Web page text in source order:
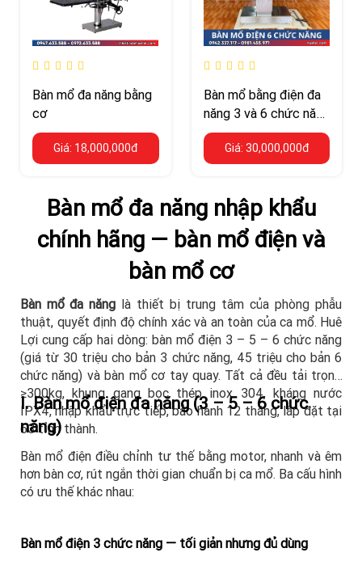
Bàn mổ đa năng bằng
cơ
Giá: 18,000,000đ
Bàn mổ bằng điện đa
năng 3 và 6 chức năng
— tải trọng ≥300kg
Giá: 30,000,000đ
Bàn mổ đa năng nhập khẩu
chính hãng — bàn mổ điện và
bàn mổ cơ
Bàn mổ đa năng là thiết bị trung tâm của phòng phẫu
thuật, quyết định độ chính xác và an toàn của ca mổ. Huê
Lợi cung cấp hai dòng: bàn mổ điện 3 – 5 – 6 chức năng
(giá từ 30 triệu cho bản 3 chức năng, 45 triệu cho bản 6
chức năng) và bàn mổ cơ tay quay. Tất cả đều tải trọng
≥300kg, khung gang bọc thép inox 304, kháng nước
IPX4, nhập khẩu trực tiếp, bảo hành 12 tháng, lắp đặt tại
63 tỉnh thành.
I. Bàn mổ điện đa năng (3 – 5 – 6 chức
năng)
Bàn mổ điện điều chỉnh tư thế bằng motor, nhanh và êm
hơn bàn cơ, rút ngắn thời gian chuẩn bị ca mổ. Ba cấu hình
có ưu thế khác nhau:
Bàn mổ điện 3 chức năng — tối giản nhưng đủ dùng